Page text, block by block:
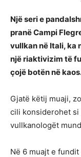
Një seri e
pranë Campi
vullkan në Itali, ka
një riaktivizim të
çojë botën në
Gjatë këtij muaji,
cili konsiderohet
vullkanologët
Në 6 muajt e